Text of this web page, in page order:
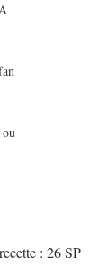
: 26 SP